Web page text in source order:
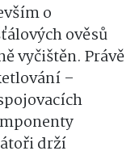
o
ověsů
vyčištěn. Právě
–
drží